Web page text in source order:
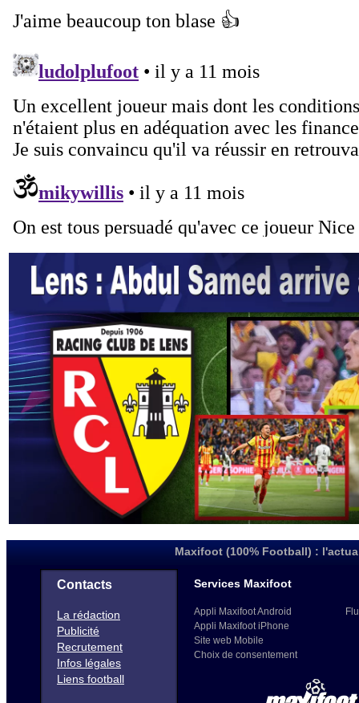
Maxifoot (100% Football) :
Contacts
La rédaction
Publicité
Recrutement
Infos légales
Liens football
Services Maxifoot
Appli Maxifoot Android
Appli Maxifoot iPhone
Site web Mobile
Choix de consentement